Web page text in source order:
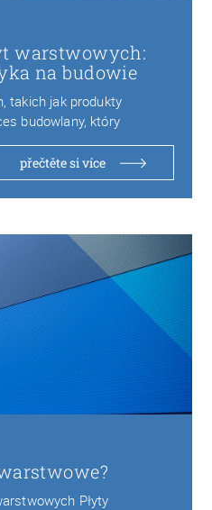
warstwowych:
na budowie
takich jak produkty
budowlany, który
přečtěte si více
Płyty